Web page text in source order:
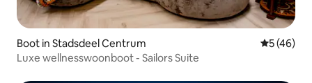
Boot in Stadsdeel Centrum
5 (46)
Luxe wellnesswoonboot - Sailors Suite